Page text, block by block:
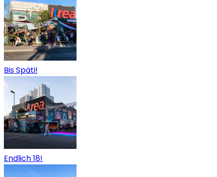
Bis Späti!
Endlich 18!